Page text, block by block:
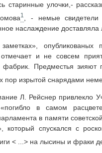
старинные улочки,-
1
, - немые свидетели
наслаждение доставляла
опубликованых
отмечает и не совсем
фабрик. Предместья
пор изрытой снарядами
Л. Рейснер привлекло
«погибло в самом
в памяти
который спускался с
< ...> на лысины и фраки